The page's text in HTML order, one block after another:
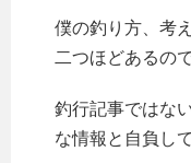
僕の釣り方、考
二つほどあるの
釣行記事ではな
な情報と自負し